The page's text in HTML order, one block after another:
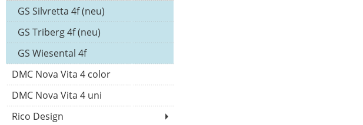
GS Silvretta 4f (neu)
GS Triberg 4f (neu)
GS Wiesental 4f
DMC Nova Vita 4 color
DMC Nova Vita 4 uni
Rico Design